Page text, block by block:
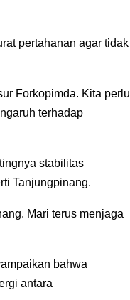
pertahanan agar tidak
Forkopimda. Kita perlu
terhadap
stabilitas
Tanjungpinang.
Mari terus menjaga
bahwa
antara